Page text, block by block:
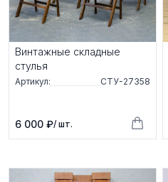
Винтажные складные
стулья
Артикул: СТУ-27358
6 000 ₽/ шт.